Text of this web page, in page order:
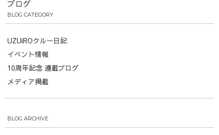
ブログ
BLOG CATEGORY
UZUiROクルー日記
イベント情報
10周年記念 連載ブログ
メディア掲載
BLOG ARCHIVE